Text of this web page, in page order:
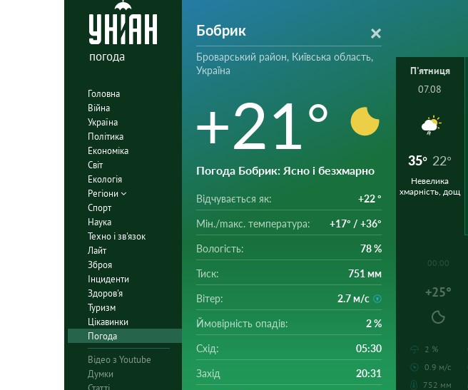
погода
Головна
Війна
Україна
Політика
Економіка
Світ
Екологія
Регіони
Спорт
Наука
Техно і зв'язок
Лайт
Зброя
Інциденти
Здоров'я
Туризм
Цікавинки
Погода
Відео з Youtube
Думки
Бобрик
Броварський район, Київська область,
Україна
+21°
Погода Бобрик: Ясно і безхмарно
Відчувається як: +22 °
Мін./mакс. температура: +17° / +36°
Вологість: 78 %
Тиск: 751 мм
Вітер: 2.7 м/с
Ймовірність опадів: 2 %
Схід: 05:30
Захід 20:31
П'ятниця
07.08
35° 22°
Невелика
хмарність, дощ
00:00
+25°
2 %
0.9 м/с
752 мм